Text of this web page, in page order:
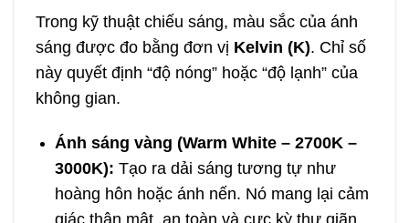
Trong kỹ thuật chiếu sáng, màu sắc của ánh
sáng được đo bằng đơn vị Kelvin (K). Chỉ số
này quyết định “độ nóng” hoặc “độ lạnh” của
không gian.
Ánh sáng vàng (Warm White – 2700K –
3000K): Tạo ra dải sáng tương tự như
hoàng hôn hoặc ánh nến. Nó mang lại cảm
giác thân mật, an toàn và cực kỳ thư giãn.